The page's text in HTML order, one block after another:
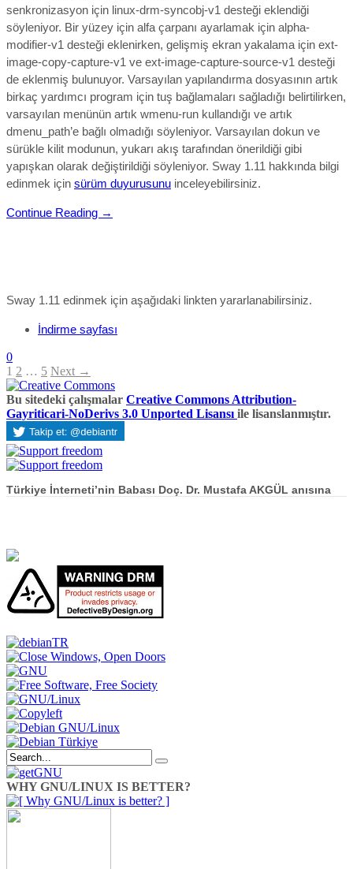
senkronizasyon için linux-drm-syncobj-v1 desteği eklendiği
söyleniyor. Bir yüzey için alfa çarpanı ayarlamak için alpha-
modifier-v1 desteği eklenirken, gelişmiş ekran yakalama için ext-
image-copy-capture-v1 ve ext-image-capture-source-v1 desteği
de eklenmiş bulunuyor. Varsayılan yapılandırma dosyasının artık
birkaç yardımcı program için tuş bağlamaları sağladığı belirtilirken,
varsayılan menünün artık wmenu-run kullandığı ve artık
dmenu_path’e bağlı olmadığı söyleniyor. Varsayılan dokun ve
sürükle kilit modunun, yukarı akış tarafından önerildiği gibi
yapışkan olarak değiştirildiği söyleniyor. Sway 1.11 hakkında bilgi
edinmek için sürüm duyurusunu inceleyebilirsiniz.
Continue Reading →
Sway 1.11 edinmek için aşağıdaki linkten yararlanabilirsiniz.
İndirme sayfası
0
1 2 … 5 Next →
Bu sitedeki çalışmalar Creative Commons Attribution-
Gayriticari-NoDerivs 3.0 Unported Lisansı ile lisanslanmıştır.
Türkiye İnterneti’nin Babası Doç. Dr. Mustafa AKGÜL anısına
WHY GNU/LINUX IS BETTER?